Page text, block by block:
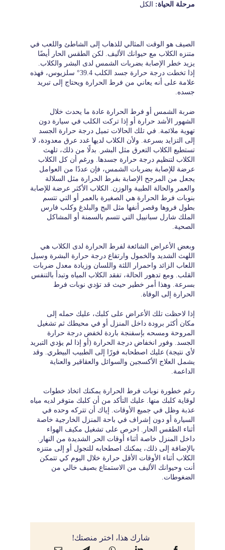
مرحلة الحياة: الكل
الصيف هو الوقت المثالي للذهاب إلى الشاطئ واللعب في
متنزه الكلاب مع حيوانك الأليف. لكن الطقس الحار أيضًا
يزيد خطر الإصابة بضربات الشمس لدى البشر والكلاب.
إذا تخطت درجة حرارة جسد الكلب 39.4° سلزيوس، فهذه
علامة على أنه يعاني من فرط الحرارة ويحتاج إلى تبريد
جسده.
ضربة الشمس أو فرط الحرارة عادة ما يحدث خلال
الشهور الأشد حرارة أو إذا تركت الكلب في سيارة دون
تهوية ملائمة. في تلك الحالات تميل درجة حرارة الجسد
إلى التزايد بسرعة. ولأن الكلاب لديها غدد عرق معدودة، لا
تستطيع الكلاب التعرق مثل البشر. بدلًا من ذلك، تلهث
الكلاب لتنظيم درجة حرارة جسدها. ورغم أن كل الكلاب
عرضة للإصابة بضربات الشمس، فإن عددًا من العوامل
يجعل من المرجح الإصابة بفرط الحرارة مثل السلالة
والعمر والحالة الطبية والوزن. الكلاب الأكثر عرضة للإصابة
بنوبات فرط الحرارة هي الصغيرة بالعمر أو التي تتسم
بطول فروها وقصر أنفها مثل البج والبلدغ وكلب فارس
الملك شارل سبانييل التي تتسم بالسمنة أو المشاكل
الصحية.
وبعض الأعراض الشائعة لفرط الحرارة لدى الكلاب هي
اللهث الشديد والخمول وارتفاع درجة حرارة البشرة وسيل
اللعاب الزائد واحمرار اللثة واللسان وزيادة معدل ضربات
القلب. ومع تدهور الحالة، تفقد الكلاب المياه وتبدأ بالتنفس
بسرعة. وهذا أمر خطير حيث قد تؤدي نوبات فرط
الحرارة إلى الوفاة.
إذا لاحظت تلك الأعراض على كلبك، عليك حمله إلى
مكان أكثر برودة داخل المنزل أو في محيطك ثم تشغيل
المروحة ومسحه بإسفنجة باردة لخفض درجة حرارة
الجسد. وفور انخفاض درجة الحرارة (أو إذا لم يؤدي التبريد
لأي نتيجة) عليك اصطحابه فورًا إلى الطبيب البيطري. وقد
يشمل العلاج الأكسجين والسوائل والعقاقير والعناية
الداعمة.
رغم خطورة نوبات فرط الحرارة يمكنك اتخاذ خطوات
لوقاية كلبك منها. عليك التأكد من أن كلبك متوفر لديه مياه
عذبة وظل في جميع الأوقات. إياك أن تتركه وحده في
السيارة أو دون إشراف في باحة المنزل الخارجية خاصة
أثناء الطقس الحار. احرص على تشغيل مكيف الهواء
داخل المنزل خاصة أثناء أوقات الحر الشديدة من النهار.
بالإضافة إلى ذلك، يمكنك اصطحابه للتجول أو إلى متنزه
الكلاب أثناء الأوقات الأقل حرارة خلال اليوم كي تتمكن
أنت وحيوانك الأليف من الاستمتاع بصيف خالي من
الضغوطات.
شارك هذا، اختر منصتك!